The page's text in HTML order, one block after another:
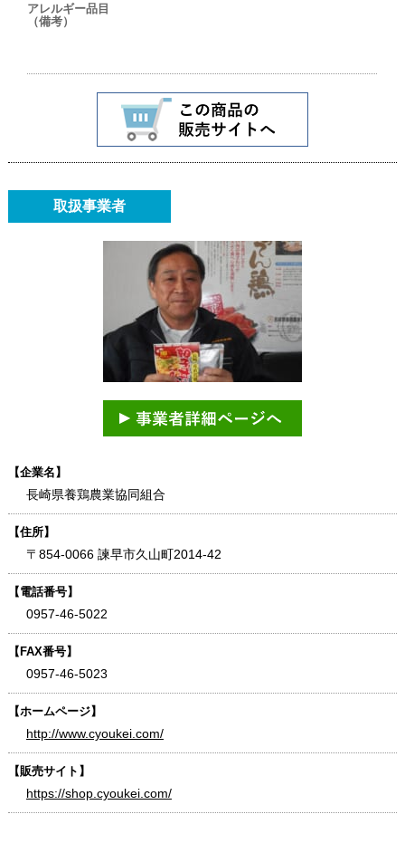
アレルギー品目
（備考）
取扱事業者
【企業名】
長崎県養鶏農業協同組合
【住所】
〒854-0066 諫早市久山町2014-42
【電話番号】
0957-46-5022
【FAX番号】
0957-46-5023
【ホームページ】
http://www.cyoukei.com/
【販売サイト】
https://shop.cyoukei.com/